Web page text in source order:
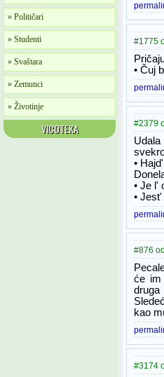
» Političari
» Studenti
» Svaštara
» Zemunci
» Životinje
VICOTEKA
#1775
• Čuj
#2379
•
• Je l'
•
#876
će im
kao
#3174